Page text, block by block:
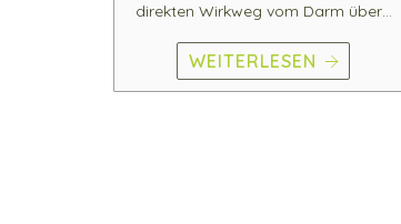
direkten Wirkweg vom Darm über…
WEITERLESEN